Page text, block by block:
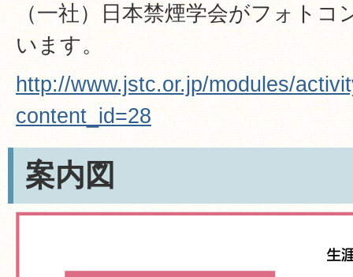
（一社）日本禁煙学会がフォト
います。
http://www.jstc.or.jp/modules/
content_id=28
案内図